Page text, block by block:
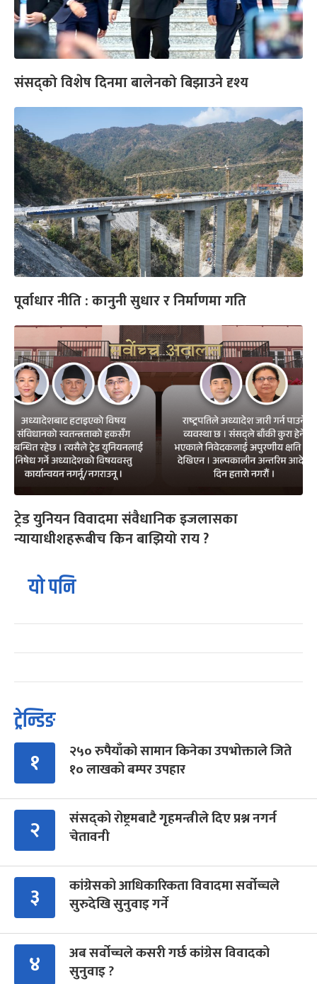
संसद्को विशेष दिनमा बालेनको बिझाउने दृश्य
पूर्वाधार नीति : कानुनी सुधार र निर्माणमा गति
ट्रेड युनियन विवादमा संवैधानिक इजलासका
न्यायाधीशहरूबीच किन बाझियो राय ?
यो पनि
ट्रेन्डिङ
१
२५० रुपैयाँको सामान किनेका उपभोक्ताले जिते
१० लाखको बम्पर उपहार
२
संसद्को रोष्ट्रमबाटै गृहमन्त्रीले दिए प्रश्न नगर्न
चेतावनी
३
कांग्रेसको आधिकारिकता विवादमा सर्वोच्चले
सुरुदेखि सुनुवाइ गर्ने
४
अब सर्वोच्चले कसरी गर्छ कांग्रेस विवादको
सुनुवाइ ?